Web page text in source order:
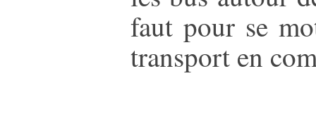
faut pour se
transport en